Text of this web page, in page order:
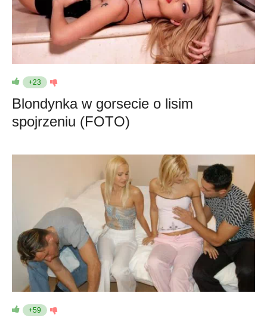
+23
Blondynka w gorsecie o lisim
spojrzeniu (FOTO)
+59